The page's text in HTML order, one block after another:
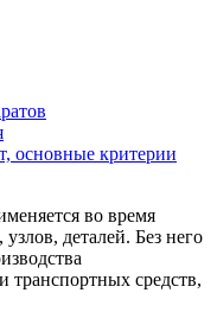
основные критерии
во время
деталей. Без него
транспортных средств,